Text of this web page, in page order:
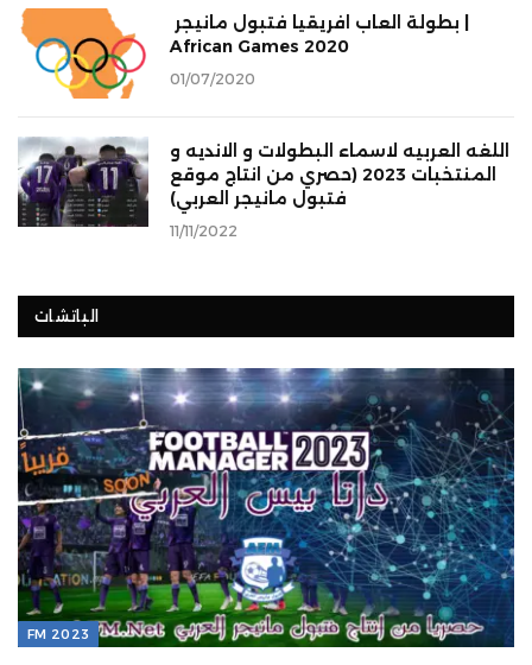
African Games 2020
01/07/2020
اللغه العربيه لاسماء البطولات و الانديه و
المنتخبات 2023 (حصري من انتاج موقع
فتبول مانيجر العربي)
11/11/2022
الباتشات
FM 2023